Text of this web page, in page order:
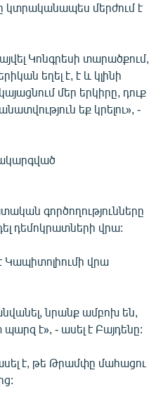
կտրականապես մերժում է
Կոնգրեսի տարածքում,
եղել է, է և կլինի
մեր երկիրը, դուք
եք կրելու», -
գործողությունները
դեմոկրատների վրա:
Կապիտոլիումի վրա
նրանք ամբոխ են,
է», - ասել է Բայդենը:
է, թե Թրամփը մահացու